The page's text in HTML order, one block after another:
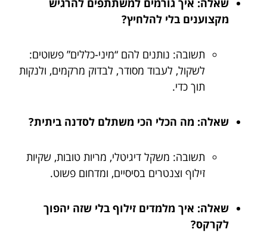
מקצוענים בלי להלחיץ?
תשובה: נותנים להם “מיני-כללים” פשוטים:
לשקול, לעבוד מסודר, לבדוק מרקמים, ולנקות
תוך כדי.
שאלה: מה הכלי הכי משתלם לסדנה ביתית?
תשובה: משקל דיגיטלי, מריות טובות, שקיות
זילוף וצנטרים בסיסיים, ומדחום פשוט.
שאלה: איך מלמדים זילוף בלי שזה יהפוך
לקרקס?